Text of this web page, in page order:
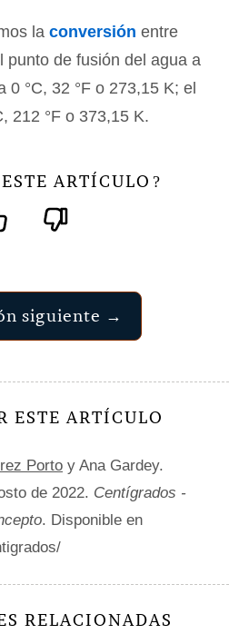
la conversión entre
punto de fusión del agua a
0 °C, 32 °F o 273,15 K; el
212 °F o 373,15 K.
ARTÍCULO ?
siguiente →
ESTE ARTÍCULO
Porto y Ana Gardey.
de 2022. Centígrados -
. Disponible en
RELACIONADAS